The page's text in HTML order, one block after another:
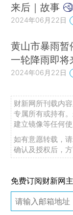
来后｜故事
2024年06月22日
黄山市暴雨暂
一轮降雨即将
2024年06月22日
财新网所刊载内
专属所有或持有
建立镜像等任何使
如有意愿转载，
确认及授权后，方
免费订阅财新网